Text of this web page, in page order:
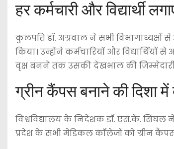
हर कर्मचारी और विद्यार्थी
कुलपति डॉ. अग्रवाल ने सभी
किया। उन्होंने कर्मचारियों और
वृक्ष बनने तक उसकी देखभाल की जिम्मेदारी
ग्रीन कैंपस बनाने की दिशा
विश्वविद्यालय के निदेशक डॉ. एस.के. सिंघल
प्रदेश के सभी मेडिकल कॉलेजों को ग्रीन